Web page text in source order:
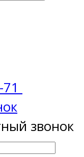
звонок